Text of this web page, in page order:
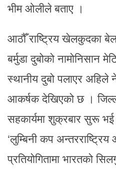
भीम ओलीले बताए ।
आठौँ राष्ट्रिय खेलकुदका
बर्मुडा दुबोको नामोनिसान
स्थानीय दुबो पलाएर अहिले
आकर्षक देखिएको छ ।
सहकार्यमा शुक्रबार सुरू
‘लुम्बिनी कप
प्रतियोगितामा भारतको